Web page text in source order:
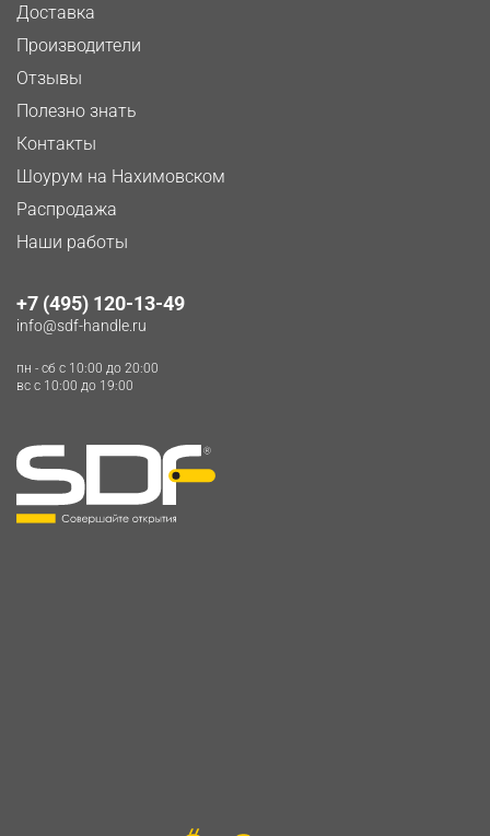
Доставка
Производители
Отзывы
Полезно знать
Контакты
Шоурум на Нахимовском
Распродажа
Наши работы
+7 (495) 120-13-49
info@sdf-handle.ru
пн - сб c 10:00 до 20:00
вс c 10:00 до 19:00